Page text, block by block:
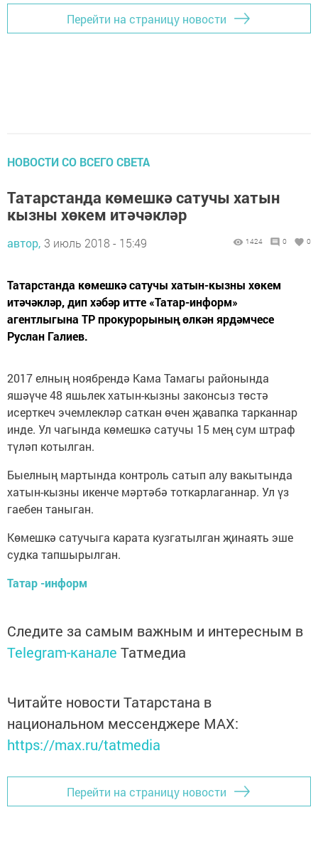
Перейти на страницу новости
НОВОСТИ СО ВСЕГО СВЕТА
Татарстанда көмешкә сатучы хатын
кызны хөкем итәчәкләр
автор, 3 июль 2018 - 15:49 1424 0 0
Татарстанда көмешкә сатучы хатын-кызны хөкем
итәчәкләр, дип хәбәр итте «Татар-информ»
агентлыгына ТР прокурорының өлкән ярдәмчесе
Руслан Галиев.
2017 елның ноябрендә Кама Тамагы районында
яшәүче 48 яшьлек хатын-кызны законсыз төстә
исерткеч эчемлекләр саткан өчен җавапка тарканнар
инде. Ул чагында көмешкә сатучы 15 мең сум штраф
түләп котылган.
Быелның мартында контроль сатып алу вакытында
хатын-кызны икенче мәртәбә тоткарлаганнар. Ул үз
гаебен таныган.
Көмешкә сатучыга карата кузгатылган җинаять эше
судка тапшырылган.
Татар -информ
Следите за самым важным и интересным в
Telegram-канале Татмедиа
Читайте новости Татарстана в
национальном мессенджере MАХ:
https://max.ru/tatmedia
Перейти на страницу новости